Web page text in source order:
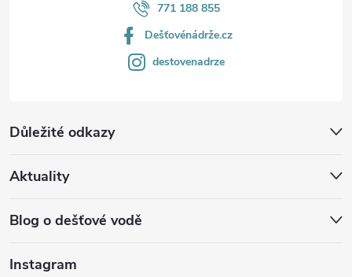
Důležité odkazy
Aktuality
Blog o dešťové vodě
771 188 855
Dešťovénádrže.cz
destovenadrze
Instagram